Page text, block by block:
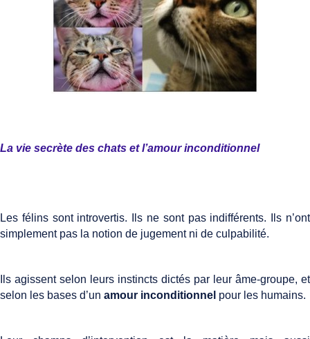
La vie secrète des chats et l’amour inconditionnel
Les félins sont introvertis. Ils ne sont pas indifférents. Ils n’ont
simplement pas la notion de jugement ni de culpabilité.
Ils agissent selon leurs instincts dictés par leur âme-groupe, et
selon les bases d’un amour inconditionnel pour les humains.